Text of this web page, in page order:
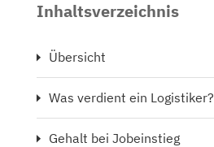
Inhaltsverzeichnis
Übersicht
Was verdient ein Logistiker?
Gehalt bei Jobeinstieg